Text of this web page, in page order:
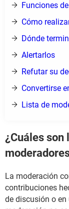
Funciones
Cómo
Dónde
Alertarlos
Refutar su
Convertirse
Lista de
¿Cuáles son
La moderación
contribuciones
de discusión o